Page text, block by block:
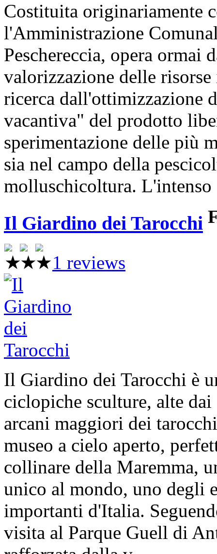
Costituita originariamente
l'Amministrazione
Peschereccia, opera ormai
valorizzazione delle
ricerca dall'ottimizzazione
vacantiva" del prodotto
sperimentazione delle più
sia nel campo della
molluschicoltura.
Il Giardino dei Tarocchi
1 reviews
Il Giardino dei Tarocchi è
ciclopiche sculture, alte
arcani maggiori dei
museo a cielo aperto,
collinare della Maremma,
unico al mondo, uno degli
importanti d'Italia.
visita al Parque Guell di